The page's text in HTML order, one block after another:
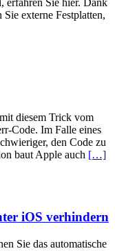
erfahren Sie hier. Dank
externe Festplatten,
diesem Trick vom
Code. Im Falle eines
den Code zu
baut Apple auch […]
iOS verhindern
Sie das automatische